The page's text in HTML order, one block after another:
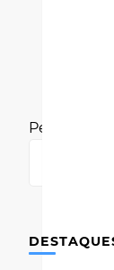
Pesquisar